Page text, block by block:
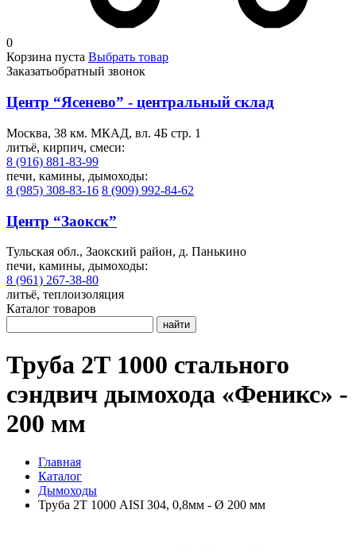
0
Корзина пуста Выбрать товар
Заказатьобратный звонок
Центр “Ясенево” - центральный склад
Москва, 38 км. МКАД, вл. 4Б стр. 1
литьё, кирпич, смеси:
8 (916) 881-83-99
печи, камины, дымоходы:
8 (985) 308-83-16 8 (909) 992-84-62
Центр “Заокск”
Тульская обл., Заокский район, д. Панькино
печи, камины, дымоходы:
8 (961) 267-38-80
литьё, теплоизоляция
Каталог товаров
найти
Труба 2Т 1000 стального
сэндвич дымохода «Феникс» -
200 мм
Главная
Каталог
Дымоходы
Труба 2Т 1000 AISI 304, 0,8мм - Ø 200 мм